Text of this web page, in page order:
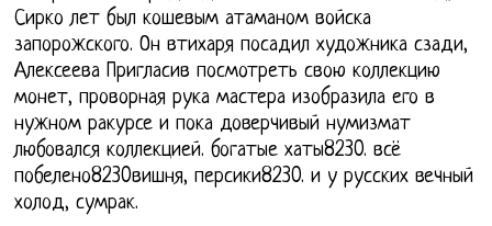
Сирко лет был кошевым атаманом войска
запорожского. Он втихаря посадил художника сзади,
Алексеева Пригласив посмотреть свою коллекцию
монет, проворная рука мастера изобразила его в
нужном ракурсе и пока доверчивый нумизмат
любовался коллекцией. богатые хаты8230. всё
побелено8230вишня, персики8230. и у русских вечный
холод, сумрак.